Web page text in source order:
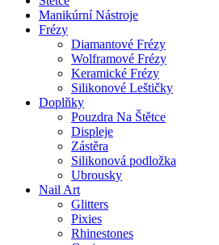
Manikúrní Nástroje
Frézy
Diamantové Frézy
Wolframové Frézy
Keramické Frézy
Silikonové Leštičky
Doplňky
Pouzdra Na Štětce
Displeje
Zástěra
Silikonová podložka
Ubrousky
Nail Art
Glitters
Pixies
Rhinestones